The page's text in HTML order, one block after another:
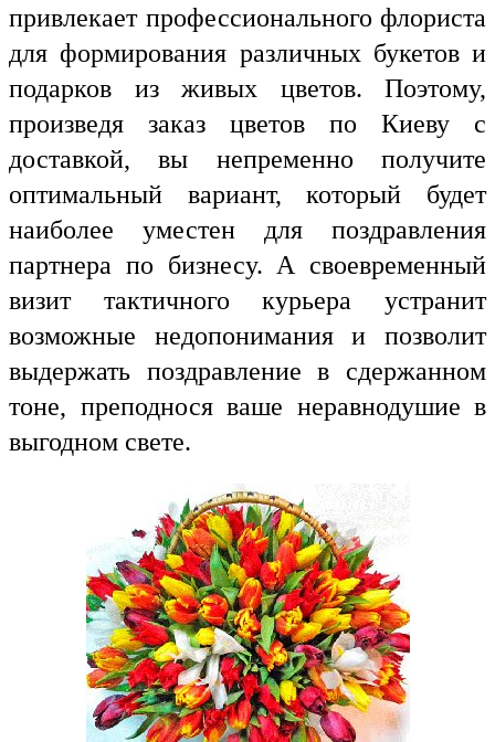
привлекает профессионального флориста
для формирования различных букетов и
подарков из живых цветов. Поэтому,
произведя заказ цветов по Киеву с
доставкой, вы непременно получите
оптимальный вариант, который будет
наиболее уместен для поздравления
партнера по бизнесу. А своевременный
визит тактичного курьера устранит
возможные недопонимания и позволит
выдержать поздравление в сдержанном
тоне, преподнося ваше неравнодушие в
выгодном свете.